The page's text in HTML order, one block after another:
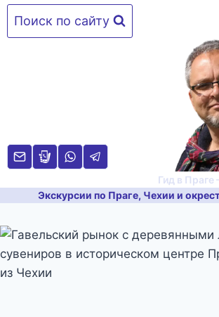
Перейти
Поиск по сайту
Гид в Праге
Экскурсии по Праге, Чехии и